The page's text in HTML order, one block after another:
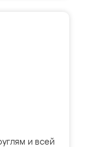
и всей